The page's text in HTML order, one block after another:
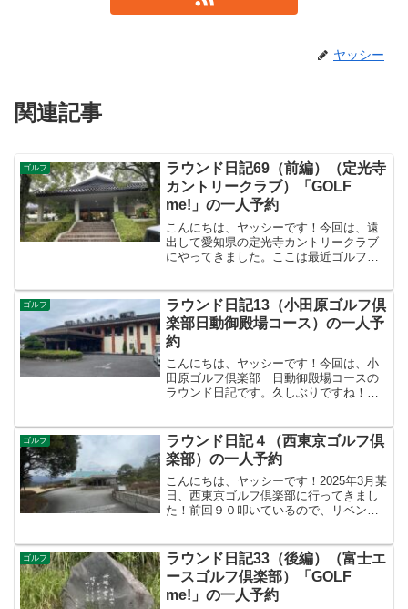
ヤッシー
関連記事
ゴルフ
ラウンド日記69（前編）（定光寺
カントリークラブ）「GOLF
me!」の一人予約
こんにちは、ヤッシーです！今回は、遠
出して愛知県の定光寺カントリークラブ
にやってきました。ここは最近ゴルフミ
「GOLF me!」に入っていて、平日はとて
もお得にラウンドで...
ゴルフ
ラウンド日記13（小田原ゴルフ倶
楽部日動御殿場コース）の一人予
約
こんにちは、ヤッシーです！今回は、小
田原ゴルフ倶楽部 日動御殿場コースの
ラウンド日記です。久しぶりですね！そ
ッグのロング。引っ掛けるとOBになるの
で、３Uでテ...
ゴルフ
ラウンド日記４（西東京ゴルフ倶
楽部）の一人予約
こんにちは、ヤッシーです！2025年3月某
日、西東京ゴルフ倶楽部に行ってきまし
た！前回９０叩いているので、リベンジ
うです。それではラウンドです！前半IN
コース １０番ホ...
ゴルフ
ラウンド日記33（後編）（富士エ
ースゴルフ倶楽部）「GOLF
me!」の一人予約